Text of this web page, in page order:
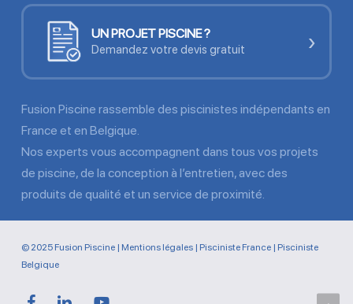
UN PROJET PISCINE ?
Demandez votre devis gratuit ›
Fusion Piscine rassemble des piscinistes indépendants en
France et en Belgique.
Nos experts vous accompagnent dans tous vos projets
de piscine, de la conception à l’entretien, avec des
produits de qualité et un service de proximité.
© 2025 Fusion Piscine | Mentions légales| Pisciniste France| Pisciniste
Belgique
facebooklinkedin youtube